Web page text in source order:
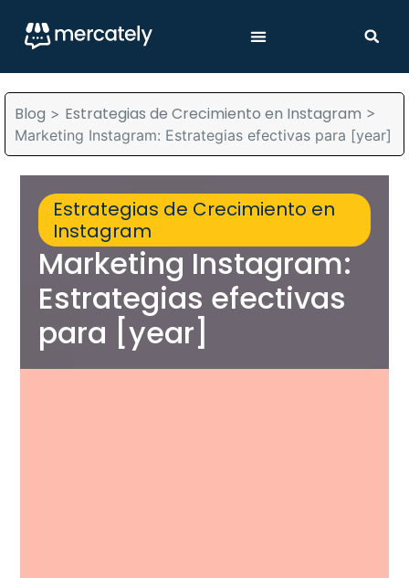
Blog > Estrategias de Crecimiento en Instagram >
Marketing Instagram: Estrategias efectivas para [year]
Estrategias de Crecimiento en
Instagram
Marketing Instagram:
Estrategias efectivas
para [year]